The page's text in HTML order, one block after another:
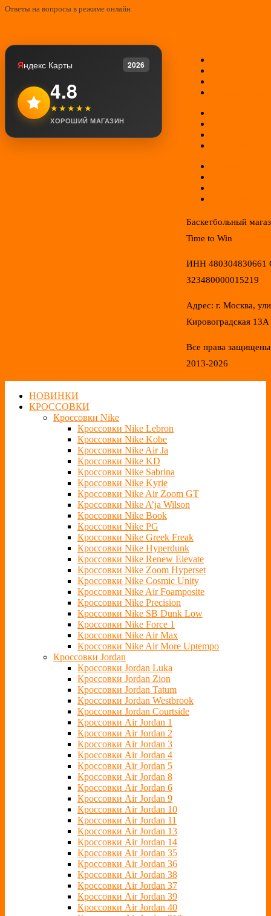
Ответы на вопросы в режиме онлайн
Яндекс Карты 2026
4.8
★★★★★
ХОРОШИЙ МАГАЗИН
Баскетбольный
Time to Win
ИНН 480304830661
323480000015219
Адрес: г. Москва,
Кировоградская 13А
Все права
2013-2026
НОВИНКИ
КРОССОВКИ
Кроссовки Nike
Кроссовки Nike Lebron
Кроссовки Nike Kobe
Кроссовки Nike Air Ja
Кроссовки Nike KD
Кроссовки Nike Sabrina
Кроссовки Nike Kyrie
Кроссовки Nike Air Zoom GT
Кроссовки Nike A’ja Wilson
Кроссовки Nike Book
Кроссовки Nike PG
Кроссовки Nike Greek Freak
Кроссовки Nike Hyperdunk
Кроссовки Nike Renew Elevate
Кроссовки Nike Zoom Hyperset
Кроссовки Nike Cosmic Unity
Кроссовки Nike Air Foamposite
Кроссовки Nike Precision
Кроссовки Nike SB Dunk Low
Кроссовки Nike Force 1
Кроссовки Nike Air Max
Кроссовки Nike Air More Uptempo
Кроссовки Jordan
Кроссовки Jordan Luka
Кроссовки Jordan Zion
Кроссовки Jordan Tatum
Кроссовки Jordan Westbrook
Кроссовки Jordan Courtside
Кроссовки Air Jordan 1
Кроссовки Air Jordan 2
Кроссовки Air Jordan 3
Кроссовки Air Jordan 4
Кроссовки Air Jordan 5
Кроссовки Air Jordan 8
Кроссовки Air Jordan 6
Кроссовки Air Jordan 9
Кроссовки Air Jordan 10
Кроссовки Air Jordan 11
Кроссовки Air Jordan 13
Кроссовки Air Jordan 14
Кроссовки Air Jordan 35
Кроссовки Air Jordan 36
Кроссовки Air Jordan 38
Кроссовки Air Jordan 37
Кроссовки Air Jordan 39
Кроссовки Air Jordan 40